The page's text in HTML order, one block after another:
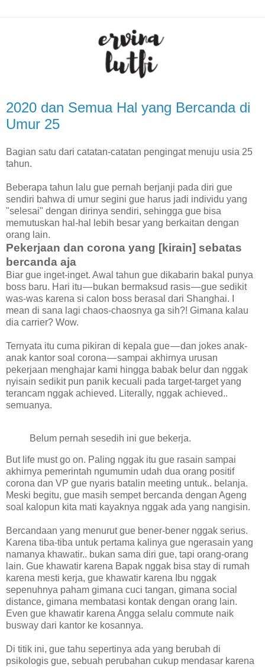
2020 dan Semua Hal yang Bercanda di
Umur 25
Bagian satu dari catatan-catatan pengingat menuju usia 25
tahun.
Beberapa tahun lalu gue pernah berjanji pada diri gue
sendiri bahwa di umur segini gue harus jadi individu yang
"selesai" dengan dirinya sendiri, sehingga gue bisa
memutuskan hal-hal lebih besar yang berkaitan dengan
orang lain.
Pekerjaan dan corona yang [kirain] sebatas
bercanda aja
Biar gue inget-inget. Awal tahun gue dikabarin bakal punya
boss baru. Hari itu — bukan bermaksud rasis — gue sedikit
was-was karena si calon boss berasal dari Shanghai. I
mean di sana lagi chaos-chaosnya ga sih?! Gimana kalau
dia carrier? Wow.
Ternyata itu cuma pikiran di kepala gue — dan jokes anak-
anak kantor soal corona — sampai akhirnya urusan
pekerjaan menghajar kami hingga babak belur dan nggak
nyisain sedikit pun panik kecuali pada target-target yang
terancam nggak achieved. Literally, nggak achieved..
semuanya.
Belum pernah sesedih ini gue bekerja.
But life must go on. Paling nggak itu gue rasain sampai
akhirnya pemerintah ngumumin udah dua orang positif
corona dan VP gue nyaris batalin meeting untuk.. belanja.
Meski begitu, gue masih sempet bercanda dengan Ageng
soal kalopun kita mati kayaknya nggak ada yang nangisin.
Bercandaan yang menurut gue bener-bener nggak serius.
Karena tiba-tiba untuk pertama kalinya gue ngerasain yang
namanya khawatir.. bukan sama diri gue, tapi orang-orang
lain. Gue khawatir karena Bapak nggak bisa stay di rumah
karena mesti kerja, gue khawatir karena Ibu nggak
sepenuhnya paham gimana cuci tangan, gimana social
distance, gimana membatasi kontak dengan orang lain.
Even gue khawatir karena Angga selalu commute naik
busway dari kantor ke kosannya.
Di titik ini, gue tahu sepertinya ada yang berubah di
psikologis gue, sebuah perubahan cukup mendasar karena